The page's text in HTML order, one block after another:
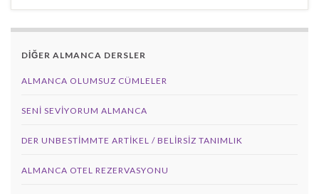
DİĞER ALMANCA DERSLER
ALMANCA OLUMSUZ CÜMLELER
SENI SEVIYORUM ALMANCA
DER UNBESTIMMTE ARTIKEL / BELIRSIZ TANIMLIK
ALMANCA OTEL REZERVASYONU